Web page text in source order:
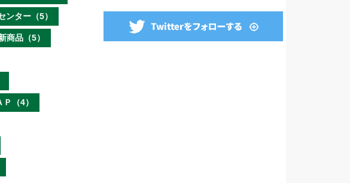
ンター（5）
商品（5）
Ｐ（4）